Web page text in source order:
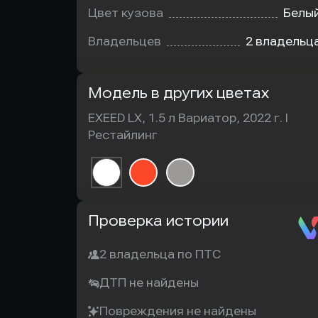
Цвет кузова
Владельцев 2
Модель в других цветах
EXEED LX, 1.5 л Вариатор, 2022 г. I
Рестайлинг
Проверка истории
2 владельца по ПТС
ДТП не найдены
Повреждения не найдены